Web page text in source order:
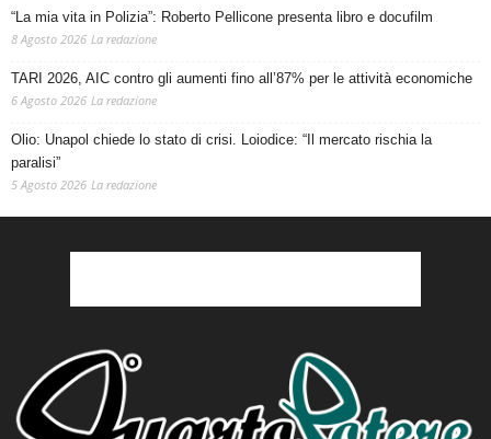
“La mia vita in Polizia”: Roberto Pellicone presenta libro e docufilm
8 Agosto 2026 La redazione
TARI 2026, AIC contro gli aumenti fino all’87% per le attività economiche
6 Agosto 2026 La redazione
Olio: Unapol chiede lo stato di crisi. Loiodice: “Il mercato rischia la
paralisi”
5 Agosto 2026 La redazione